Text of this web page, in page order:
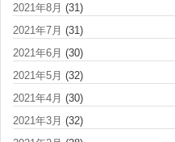
2021年8月 (31)
2021年7月 (31)
2021年6月 (30)
2021年5月 (32)
2021年4月 (30)
2021年3月 (32)